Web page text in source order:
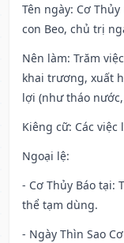
Tên ngày: Cơ
con Beo, chủ trị
Nên làm: Trăm
khai trương, xuất
lợi (như tháo
Kiêng cữ: Các
Ngoại lệ:
- Cơ Thủy Báo tại:
thể tạm dùng.
- Ngày Thìn Sao